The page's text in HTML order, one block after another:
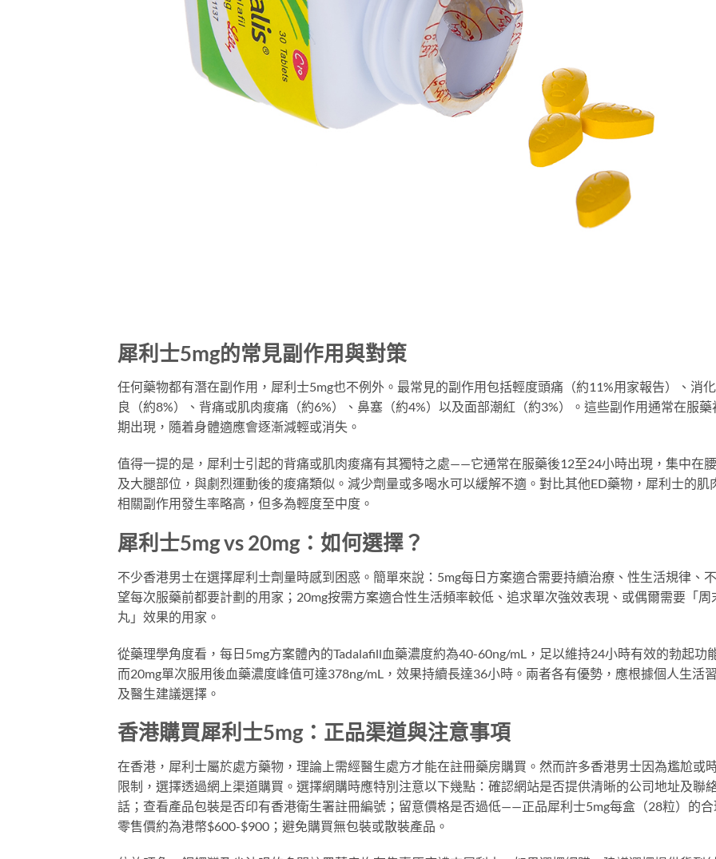
犀利士5mg的常見副作用與對策
任何藥物都有潛在副作用，犀利士5mg也不例外。最常見的副作用包括輕度頭痛（約11%用家報告）、消
良（約8%）、背痛或肌肉痠痛（約6%）、鼻塞（約4%）以及面部潮紅（約3%）。這些副作用通常在服藥
期出現，隨着身體適應會逐漸減輕或消失。
值得一提的是，犀利士引起的背痛或肌肉痠痛有其獨特之處——它通常在服藥後12至24小時出現，集中在
及大腿部位，與劇烈運動後的痠痛類似。減少劑量或多喝水可以緩解不適。對比其他ED藥物，犀利士的肌
相關副作用發生率略高，但多為輕度至中度。
犀利士5mg vs 20mg：如何選擇？
不少香港男士在選擇犀利士劑量時感到困惑。簡單來說：5mg每日方案適合需要持續治療、性生活規律、
望每次服藥前都要計劃的用家；20mg按需方案適合性生活頻率較低、追求單次強效表現、或偶爾需要「周
丸」效果的用家。
從藥理學角度看，每日5mg方案體內的Tadalafill血藥濃度約為40-60ng/mL，足以維持24小時有效的勃起功
而20mg單次服用後血藥濃度峰值可達378ng/mL，效果持續長達36小時。兩者各有優勢，應根據個人生活
及醫生建議選擇。
香港購買犀利士5mg：正品渠道與注意事項
在香港，犀利士屬於處方藥物，理論上需經醫生處方才能在註冊藥房購買。然而許多香港男士因為尷尬或
限制，選擇透過網上渠道購買。選擇網購時應特別注意以下幾點：確認網站是否提供清晰的公司地址及聯
話；查看產品包裝是否印有香港衛生署註冊編號；留意價格是否過低——正品犀利士5mg每盒（28粒）的合
零售價約為港幣$600-$900；避免購買無包裝或散裝產品。